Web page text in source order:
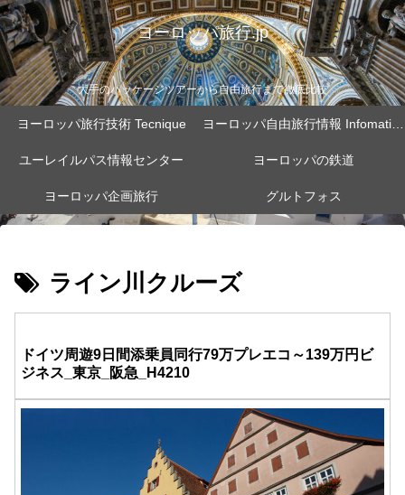
ヨーロッパ旅行.jp
大手のパッケージツアーから自由旅行まで徹底比較
ヨーロッパ旅行技術 Tecnique ヨーロッパ自由旅行情報 Infomation
ユーレイルパス情報センター ヨーロッパの鉄道
ヨーロッパ企画旅行 グルトフォス
ライン川クルーズ
ドイツ周遊9日間添乗員同行79万プレエコ～139万円ビ
ジネス_東京_阪急_H4210